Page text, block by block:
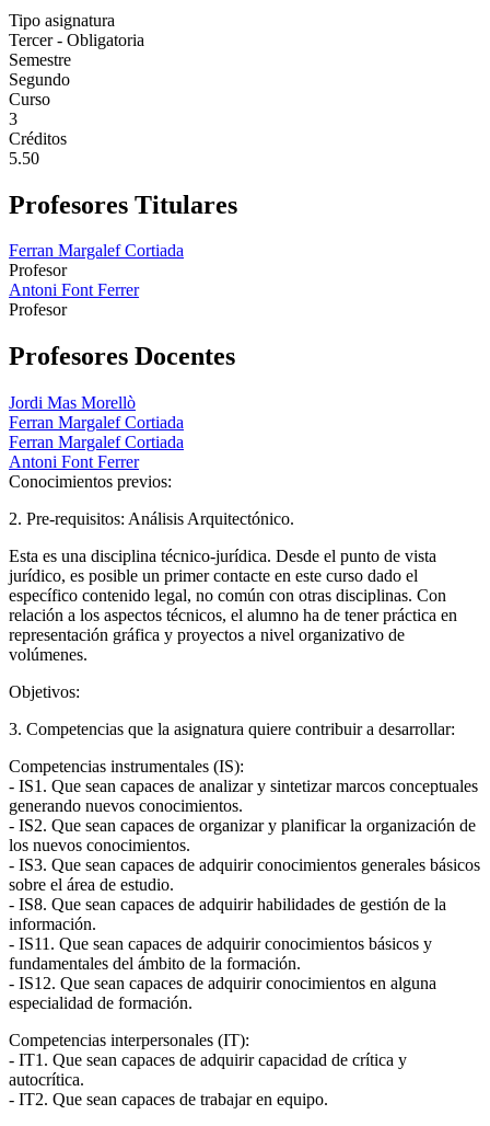
Tipo asignatura
Tercer - Obligatoria
Semestre
Segundo
Curso
3
Créditos
5.50
Profesores Titulares
Ferran Margalef Cortiada
Profesor
Antoni Font Ferrer
Profesor
Profesores Docentes
Jordi Mas Morellò
Ferran Margalef Cortiada
Ferran Margalef Cortiada
Antoni Font Ferrer
Conocimientos previos:
2. Pre-requisitos: Análisis Arquitectónico.
Esta es una disciplina técnico-jurídica. Desde el punto de vista
jurídico, es posible un primer contacte en este curso dado el
específico contenido legal, no común con otras disciplinas. Con
relación a los aspectos técnicos, el alumno ha de tener práctica en
representación gráfica y proyectos a nivel organizativo de
volúmenes.
Objetivos:
3. Competencias que la asignatura quiere contribuir a desarrollar:
Competencias instrumentales (IS):
- IS1. Que sean capaces de analizar y sintetizar marcos conceptuales
generando nuevos conocimientos.
- IS2. Que sean capaces de organizar y planificar la organización de
los nuevos conocimientos.
- IS3. Que sean capaces de adquirir conocimientos generales básicos
sobre el área de estudio.
- IS8. Que sean capaces de adquirir habilidades de gestión de la
información.
- IS11. Que sean capaces de adquirir conocimientos básicos y
fundamentales del ámbito de la formación.
- IS12. Que sean capaces de adquirir conocimientos en alguna
especialidad de formación.
Competencias interpersonales (IT):
- IT1. Que sean capaces de adquirir capacidad de crítica y
autocrítica.
- IT2. Que sean capaces de trabajar en equipo.